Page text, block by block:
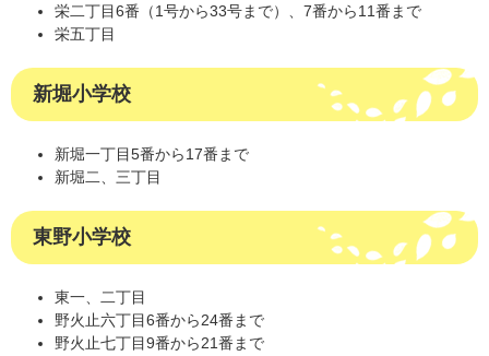
栄二丁目6番（1号から33号まで）、7番から11番まで
栄五丁目
新堀小学校
新堀一丁目5番から17番まで
新堀二、三丁目
東野小学校
東一、二丁目
野火止六丁目6番から24番まで
野火止七丁目9番から21番まで